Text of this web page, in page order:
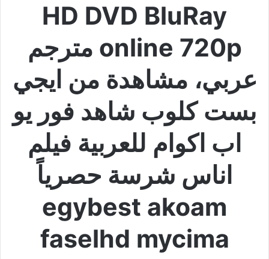
HD DVD BluRay
online 720p مترجم
عربي، مشاهدة من ايجي
بست كلوب شاهد فور يو
اب اكوام للعربية فيلم
اناس شرسة حصرياً
egybest akoam
faselhd mycima